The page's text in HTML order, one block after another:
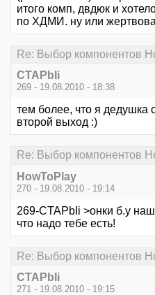
итого комп, двдюк и
по ХДМИ. ну или
Re: Выбор компонентов
CTAPbIi
269 - 19.08.2010 - 18:38
тем более, что я дедушка
второй выход :)
Re: Выбор компонентов
HowToPlay
270 - 19.08.2010 - 19:14
269-CTAPbIi >онки б.у
что надо тебе есть!
Re: Выбор компонентов
CTAPbIi
271 - 19.08.2010 - 19:15